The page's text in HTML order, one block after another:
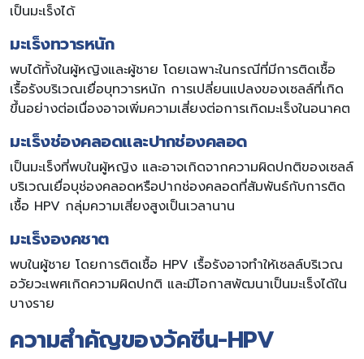
เป็นมะเร็งได้
มะเร็งทวารหนัก
พบได้ทั้งในผู้หญิงและผู้ชาย โดยเฉพาะในกรณีที่มีการติดเชื้อ
เรื้อรังบริเวณเยื่อบุทวารหนัก การเปลี่ยนแปลงของเซลล์ที่เกิด
ขึ้นอย่างต่อเนื่องอาจเพิ่มความเสี่ยงต่อการเกิดมะเร็งในอนาคต
มะเร็งช่องคลอดและปากช่องคลอด
เป็นมะเร็งที่พบในผู้หญิง และอาจเกิดจากความผิดปกติของเซลล์
บริเวณเยื่อบุช่องคลอดหรือปากช่องคลอดที่สัมพันธ์กับการติด
เชื้อ HPV กลุ่มความเสี่ยงสูงเป็นเวลานาน
มะเร็งองคชาต
พบในผู้ชาย โดยการติดเชื้อ HPV เรื้อรังอาจทำให้เซลล์บริเวณ
อวัยวะเพศเกิดความผิดปกติ และมีโอกาสพัฒนาเป็นมะเร็งได้ใน
บางราย
ความสำคัญของวัคซีน-HPV